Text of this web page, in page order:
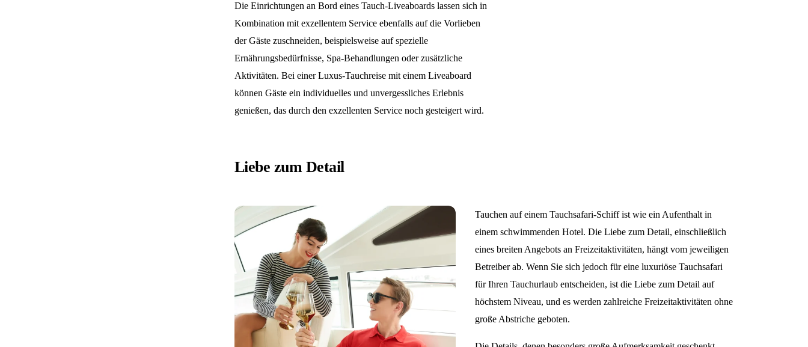
Die Einrichtungen an Bord eines Tauch-Liveaboards lassen sich in
Kombination mit exzellentem Service ebenfalls auf die Vorlieben
der Gäste zuschneiden, beispielsweise auf spezielle
Ernährungsbedürfnisse, Spa-Behandlungen oder zusätzliche
Aktivitäten. Bei einer Luxus-Tauchreise mit einem Liveaboard
können Gäste ein individuelles und unvergessliches Erlebnis
genießen, das durch den exzellenten Service noch gesteigert wird.
Liebe zum Detail
Tauchen auf einem Tauchsafari-Schiff ist wie ein Aufenthalt in
einem schwimmenden Hotel. Die Liebe zum Detail, einschließlich
eines breiten Angebots an Freizeitaktivitäten, hängt vom jeweiligen
Betreiber ab. Wenn Sie sich jedoch für eine luxuriöse Tauchsafari
für Ihren Tauchurlaub entscheiden, ist die Liebe zum Detail auf
höchstem Niveau, und es werden zahlreiche Freizeitaktivitäten ohne
große Abstriche geboten.